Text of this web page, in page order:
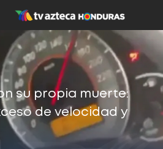
su propia muerte:
de velocidad y